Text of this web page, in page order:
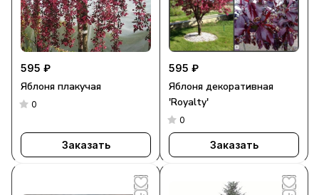
595 ₽
Яблоня плакучая
0
Заказать
595 ₽
Яблоня декоративная
'Royalty'
0
Заказать